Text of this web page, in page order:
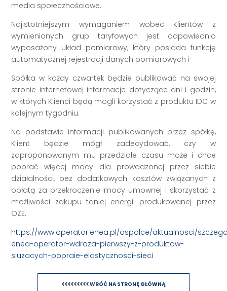
media społecznościowe.
Najistotniejszym wymaganiem wobec Klientów z
wymienionych grup taryfowych jest odpowiednio
wyposażony układ pomiarowy, który posiada funkcję
automatycznej rejestracji danych pomiarowych i
Spółka w każdy czwartek będzie publikować na swojej
stronie internetowej informacje dotyczące dni i godzin,
w których Klienci będą mogli korzystać z produktu IDC w
kolejnym tygodniu.
Na podstawie informacji publikowanych przez spółkę,
Klient będzie mógł zadecydować, czy w
zaproponowanym mu przedziale czasu może i chce
pobrać więcej mocy dla prowadzonej przez siebie
działalności, bez dodatkowych kosztów związanych z
opłatą za przekroczenie mocy umownej i skorzystać z
możliwości zakupu taniej energii produkowanej przez
OZE.
https://www.operator.enea.pl/ospolce/aktualnosci/
enea-operator-wdraza-pierwszy-z-produktow-
sluzacych-popraie-elastycznosci-sieci
WRÓĆ NA STRONĘ GŁÓWNĄ